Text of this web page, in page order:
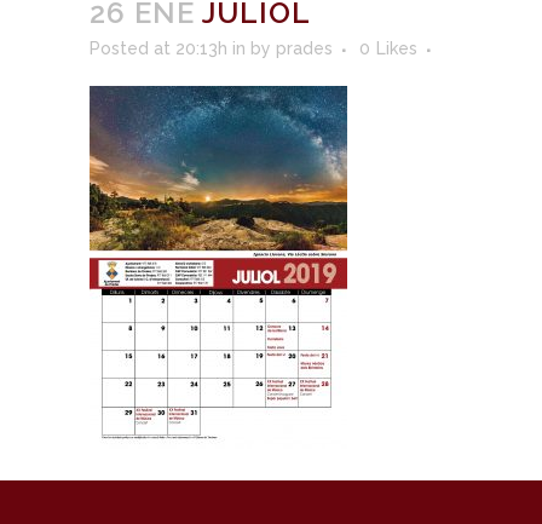
26 ENE JULIOL
Posted at 20:13h in by prades 0 Likes